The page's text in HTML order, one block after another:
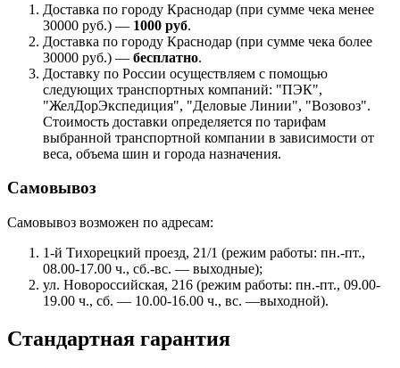
Доставка по городу Краснодар (при сумме чека менее
30000 руб.) — 1000 руб.
Доставка по городу Краснодар (при сумме чека более
30000 руб.) — бесплатно.
Доставку по России осуществляем с помощью
следующих транспортных компаний: "ПЭК",
"ЖелДорЭкспедиция", "Деловые Линии", "Возовоз".
Стоимость доставки определяется по тарифам
выбранной транспортной компании в зависимости от
веса, объема шин и города назначения.
Самовывоз
Самовывоз возможен по адресам:
1-й Тихорецкий проезд, 21/1 (режим работы: пн.-пт.,
08.00-17.00 ч., сб.-вс. — выходные);
ул. Новороссийская, 216 (режим работы: пн.-пт., 09.00-
19.00 ч., сб. — 10.00-16.00 ч., вс. —выходной).
Стандартная гарантия